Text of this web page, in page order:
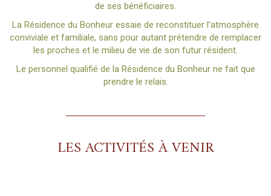
de ses bénéficiaires.
La Résidence du Bonheur essaie de reconstituer l’atmosphère
conviviale et familiale, sans pour autant prétendre de remplacer
les proches et le milieu de vie de son futur résident.
Le personnel qualifié de la Résidence du Bonheur ne fait que
prendre le relais.
LES ACTIVITÉS À VENIR